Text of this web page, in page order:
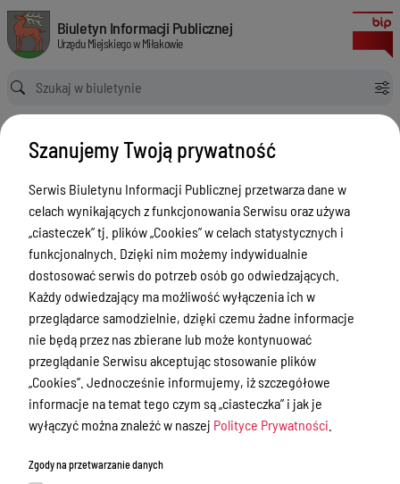
Podatki - Podatki i opłaty lokalne
Biuletyn Informacji Publicznej Urzędu Miejskiego w Miłakowie
Biuletyn Informacji Publicznej
Urzędu Miejskiego w Miłakowie
Ścieżka powrotu
Strona główna
Podatki - Podatki i opłaty lokalne
Urząd Miejski w Miłakowie
Gmina Miłakowo
Majątek i finanse
Zamówienia publiczne
Urząd Stanu Cywilnego
Ewidencja ludności, dowody osobiste,
działalność gospodarcza
Przetargi
Ogłoszenia
Szanujemy Twoją prywatność
Serwis Biuletynu Informacji Publicznej przetwarza dane w
celach wynikających z funkcjonowania Serwisu oraz używa
„ciasteczek” tj. plików „Cookies” w celach statystycznych i
funkcjonalnych. Dzięki nim możemy indywidualnie
dostosować serwis do potrzeb osób go odwiedzających.
Każdy odwiedzający ma możliwość wyłączenia ich w
przeglądarce samodzielnie, dzięki czemu żadne informacje
nie będą przez nas zbierane lub może kontynuować
przeglądanie Serwisu akceptując stosowanie plików
„Cookies”. Jednocześnie informujemy, iż szczegółowe
informacje na temat tego czym są „ciasteczka” i jak je
wyłączyć można znaleźć w naszej Polityce Prywatności
Zgody na przetwarzanie danych